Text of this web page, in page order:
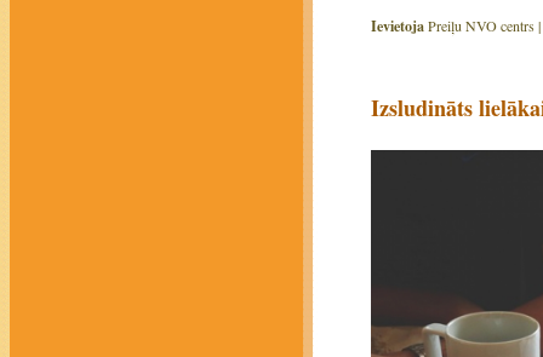
IevietojaPreiļu NVO centrs |
Izsludināts